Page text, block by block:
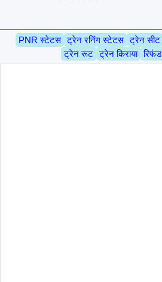
PNR स्टेटस ट्रेन रनिंग स्टेटस ट्रेन सीट
ट्रेन रूट ट्रेन किराया रिफंड